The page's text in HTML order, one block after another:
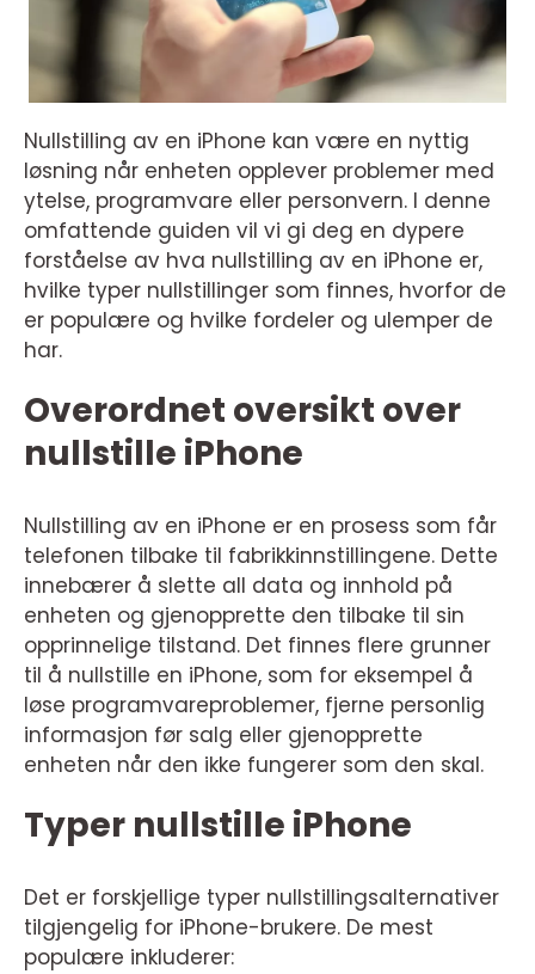
Nullstilling av en iPhone kan være en nyttig
løsning når enheten opplever problemer med
ytelse, programvare eller personvern. I denne
omfattende guiden vil vi gi deg en dypere
forståelse av hva nullstilling av en iPhone er,
hvilke typer nullstillinger som finnes, hvorfor de
er populære og hvilke fordeler og ulemper de
har.
Overordnet oversikt over
nullstille iPhone
Nullstilling av en iPhone er en prosess som får
telefonen tilbake til fabrikkinnstillingene. Dette
innebærer å slette all data og innhold på
enheten og gjenopprette den tilbake til sin
opprinnelige tilstand. Det finnes flere grunner
til å nullstille en iPhone, som for eksempel å
løse programvareproblemer, fjerne personlig
informasjon før salg eller gjenopprette
enheten når den ikke fungerer som den skal.
Typer nullstille iPhone
Det er forskjellige typer nullstillingsalternativer
tilgjengelig for iPhone-brukere. De mest
populære inkluderer: